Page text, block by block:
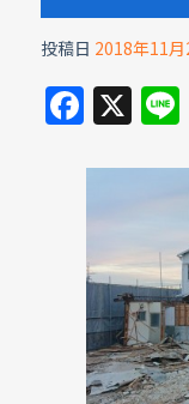
投稿日 2018年11月
F
c
e
b
o
o
k
X Li